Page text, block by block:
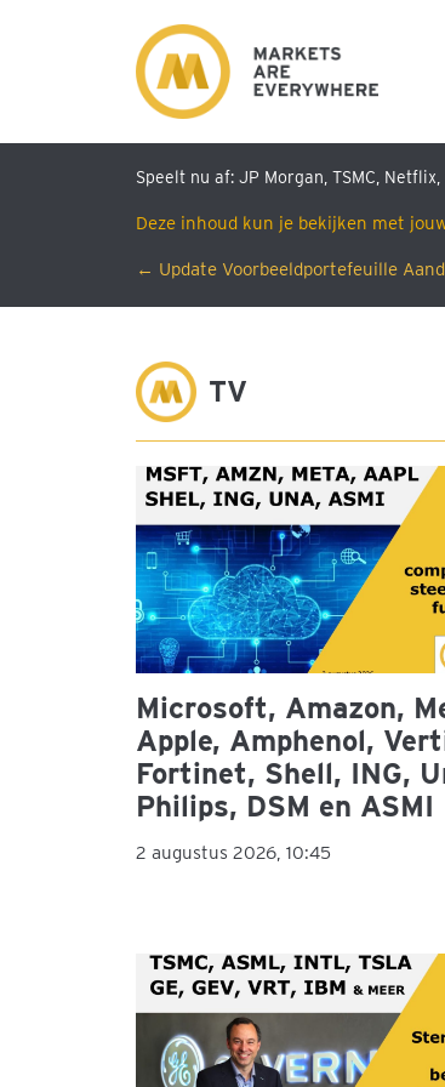
Speelt nu af: JP Morgan, TSMC,
Deze inhoud kun je bekijken met
Posts
navigation
← Update Voorbeeldportefeuille
M TV
Microsoft, Amazon,
Apple, Amphenol,
Fortinet, Shell, ING,
Philips, DSM en ASMI
2 augustus 2026, 10:45